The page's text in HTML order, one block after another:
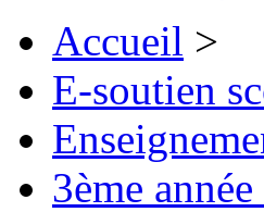
Accueil >
E-soutien
3ème